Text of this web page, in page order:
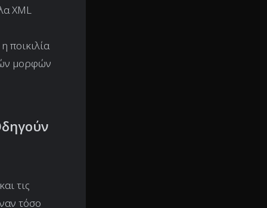
XML
ποικιλία
μορφών
τις
τόσο